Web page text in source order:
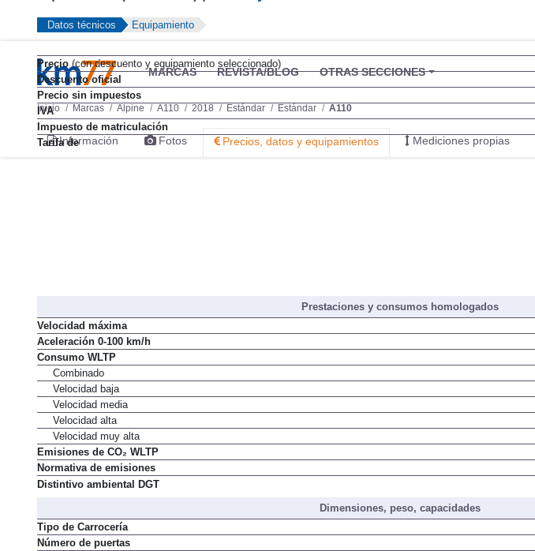
MARCAS REVISTA/BLOG OTRAS SECCIONES
Inicio Marcas Alpine A110 2018 Estándar Estándar A110
Información Fotos Precios, datos y equipamientos Mediciones propias
Datos técnicos Equipamiento
Precio(con descuento y equipamiento seleccionado)
Descuento oficial
Precio sin impuestos
IVA
Impuesto de matriculación
Tarifa de
Prestaciones y consumos homologados
Velocidad máxima
Aceleración 0-100 km/h
Consumo WLTP
Combinado
Velocidad baja
Velocidad media
Velocidad alta
Velocidad muy alta
Emisiones de CO₂ WLTP
Normativa de emisiones
Distintivo ambiental DGT
Dimensiones, peso, capacidades
Tipo de Carrocería
Número de puertas